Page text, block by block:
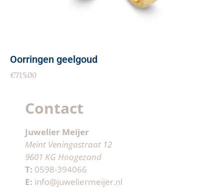
Oorringen geelgoud
€715.00
Contact
Juwelier Meijer
Meint Veningastraat 12
9601 KG Hoogezand
T: 0598-394066
E: info@juweliermeijer.nl